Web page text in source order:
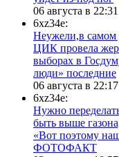
06 августа в 22:31
6xz34e:
Неужели,в самом
ЦИК провела
выборах в
люди» последние
06 августа в 22:17
6xz34e:
Нужно
быть выше
«Вот поэтому
ФОТОФАКТ